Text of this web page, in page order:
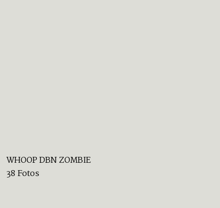
WHOOP DBN ZOMBIE
38 Fotos